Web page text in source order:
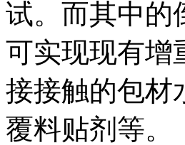
试。而其中的
可实现现有增
接接触的包材
覆料贴剂等。